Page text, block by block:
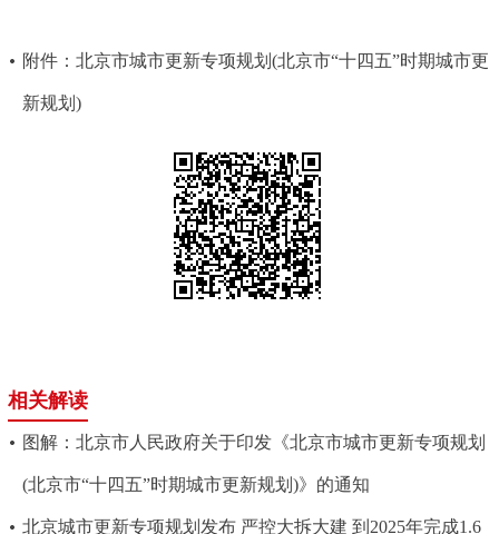
北京概况
图说北京
한국어
ESPAÑOL
ITALIANO
附件：北京市城市更新专项规划(北京市“十四五”时期城市更
新规划)
相关解读
图解：北京市人民政府关于印发《北京市城市更新专项规划
(北京市“十四五”时期城市更新规划)》的通知
北京城市更新专项规划发布 严控大拆大建 到2025年完成1.6